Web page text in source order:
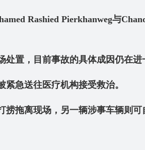
Rashied Pierkhanweg与
置，目前事故的具体成因仍在进
急送往医疗机构接受救治。
拖离现场，另一辆涉事车辆则可